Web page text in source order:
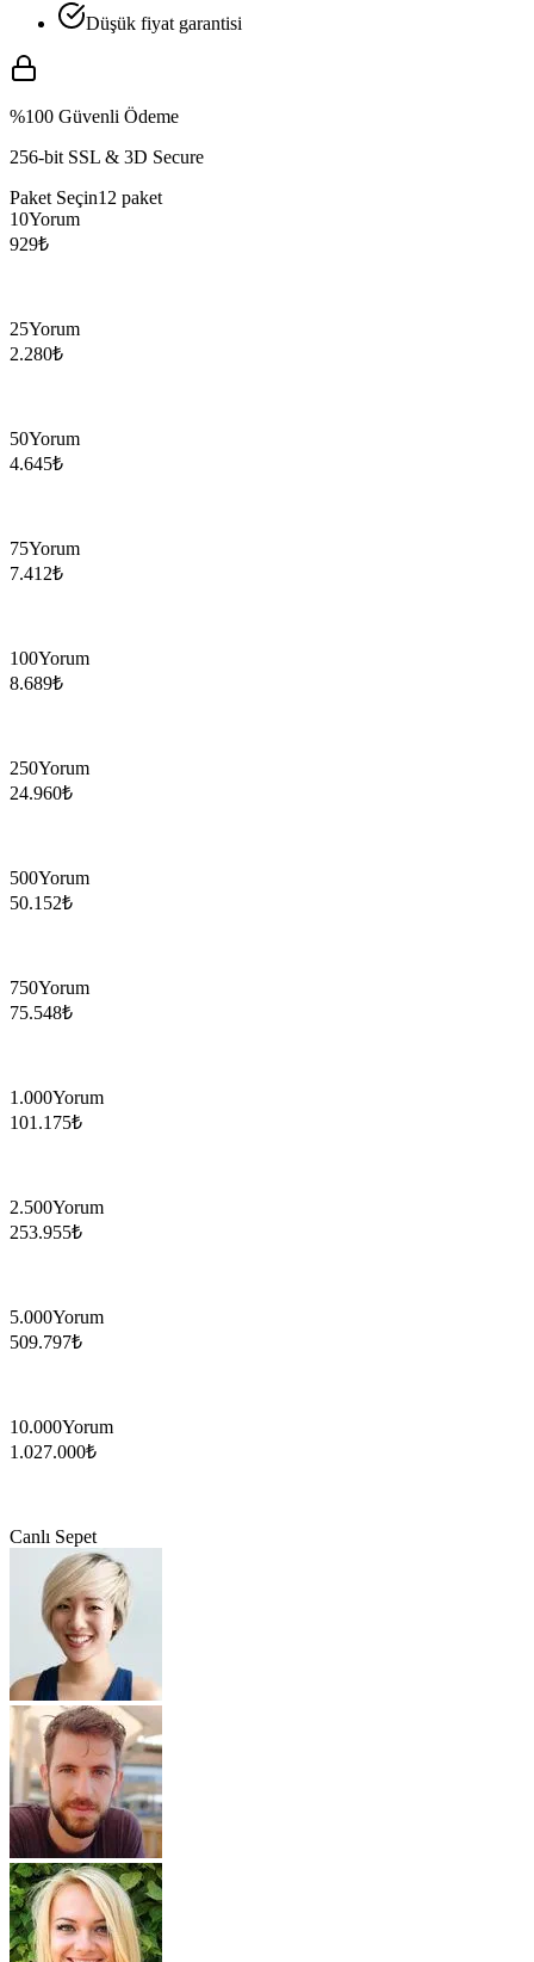
Düşük fiyat garantisi
%100 Güvenli Ödeme
256-bit SSL & 3D Secure
Paket Seçin12 paket
10Yorum
929₺
25Yorum
2.280₺
50Yorum
4.645₺
75Yorum
7.412₺
100Yorum
8.689₺
250Yorum
24.960₺
500Yorum
50.152₺
750Yorum
75.548₺
1.000Yorum
101.175₺
2.500Yorum
253.955₺
5.000Yorum
509.797₺
10.000Yorum
1.027.000₺
Canlı Sepet